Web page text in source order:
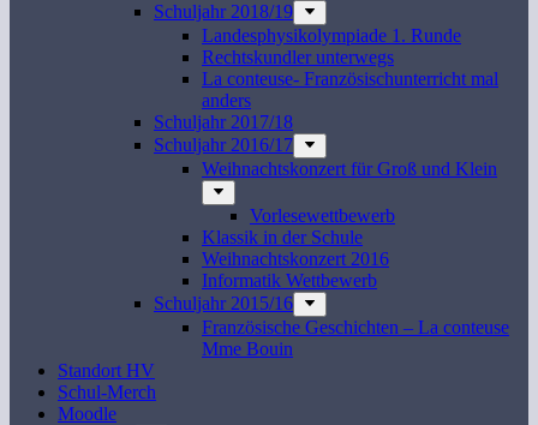
Schuljahr 2018/19
Landesphysikolympiade 1. Runde
Rechtskundler unterwegs
La conteuse- Französischunterricht mal
anders
Schuljahr 2017/18
Schuljahr 2016/17
Weihnachtskonzert für Groß und Klein
Vorlesewettbewerb
Klassik in der Schule
Weihnachtskonzert 2016
Informatik Wettbewerb
Schuljahr 2015/16
Französische Geschichten – La conteuse
Mme Bouin
Standort HV
Schul-Merch
Moodle